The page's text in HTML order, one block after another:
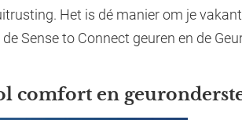
Het is dé manier om je
Sense to Connect geuren en de
comfort en